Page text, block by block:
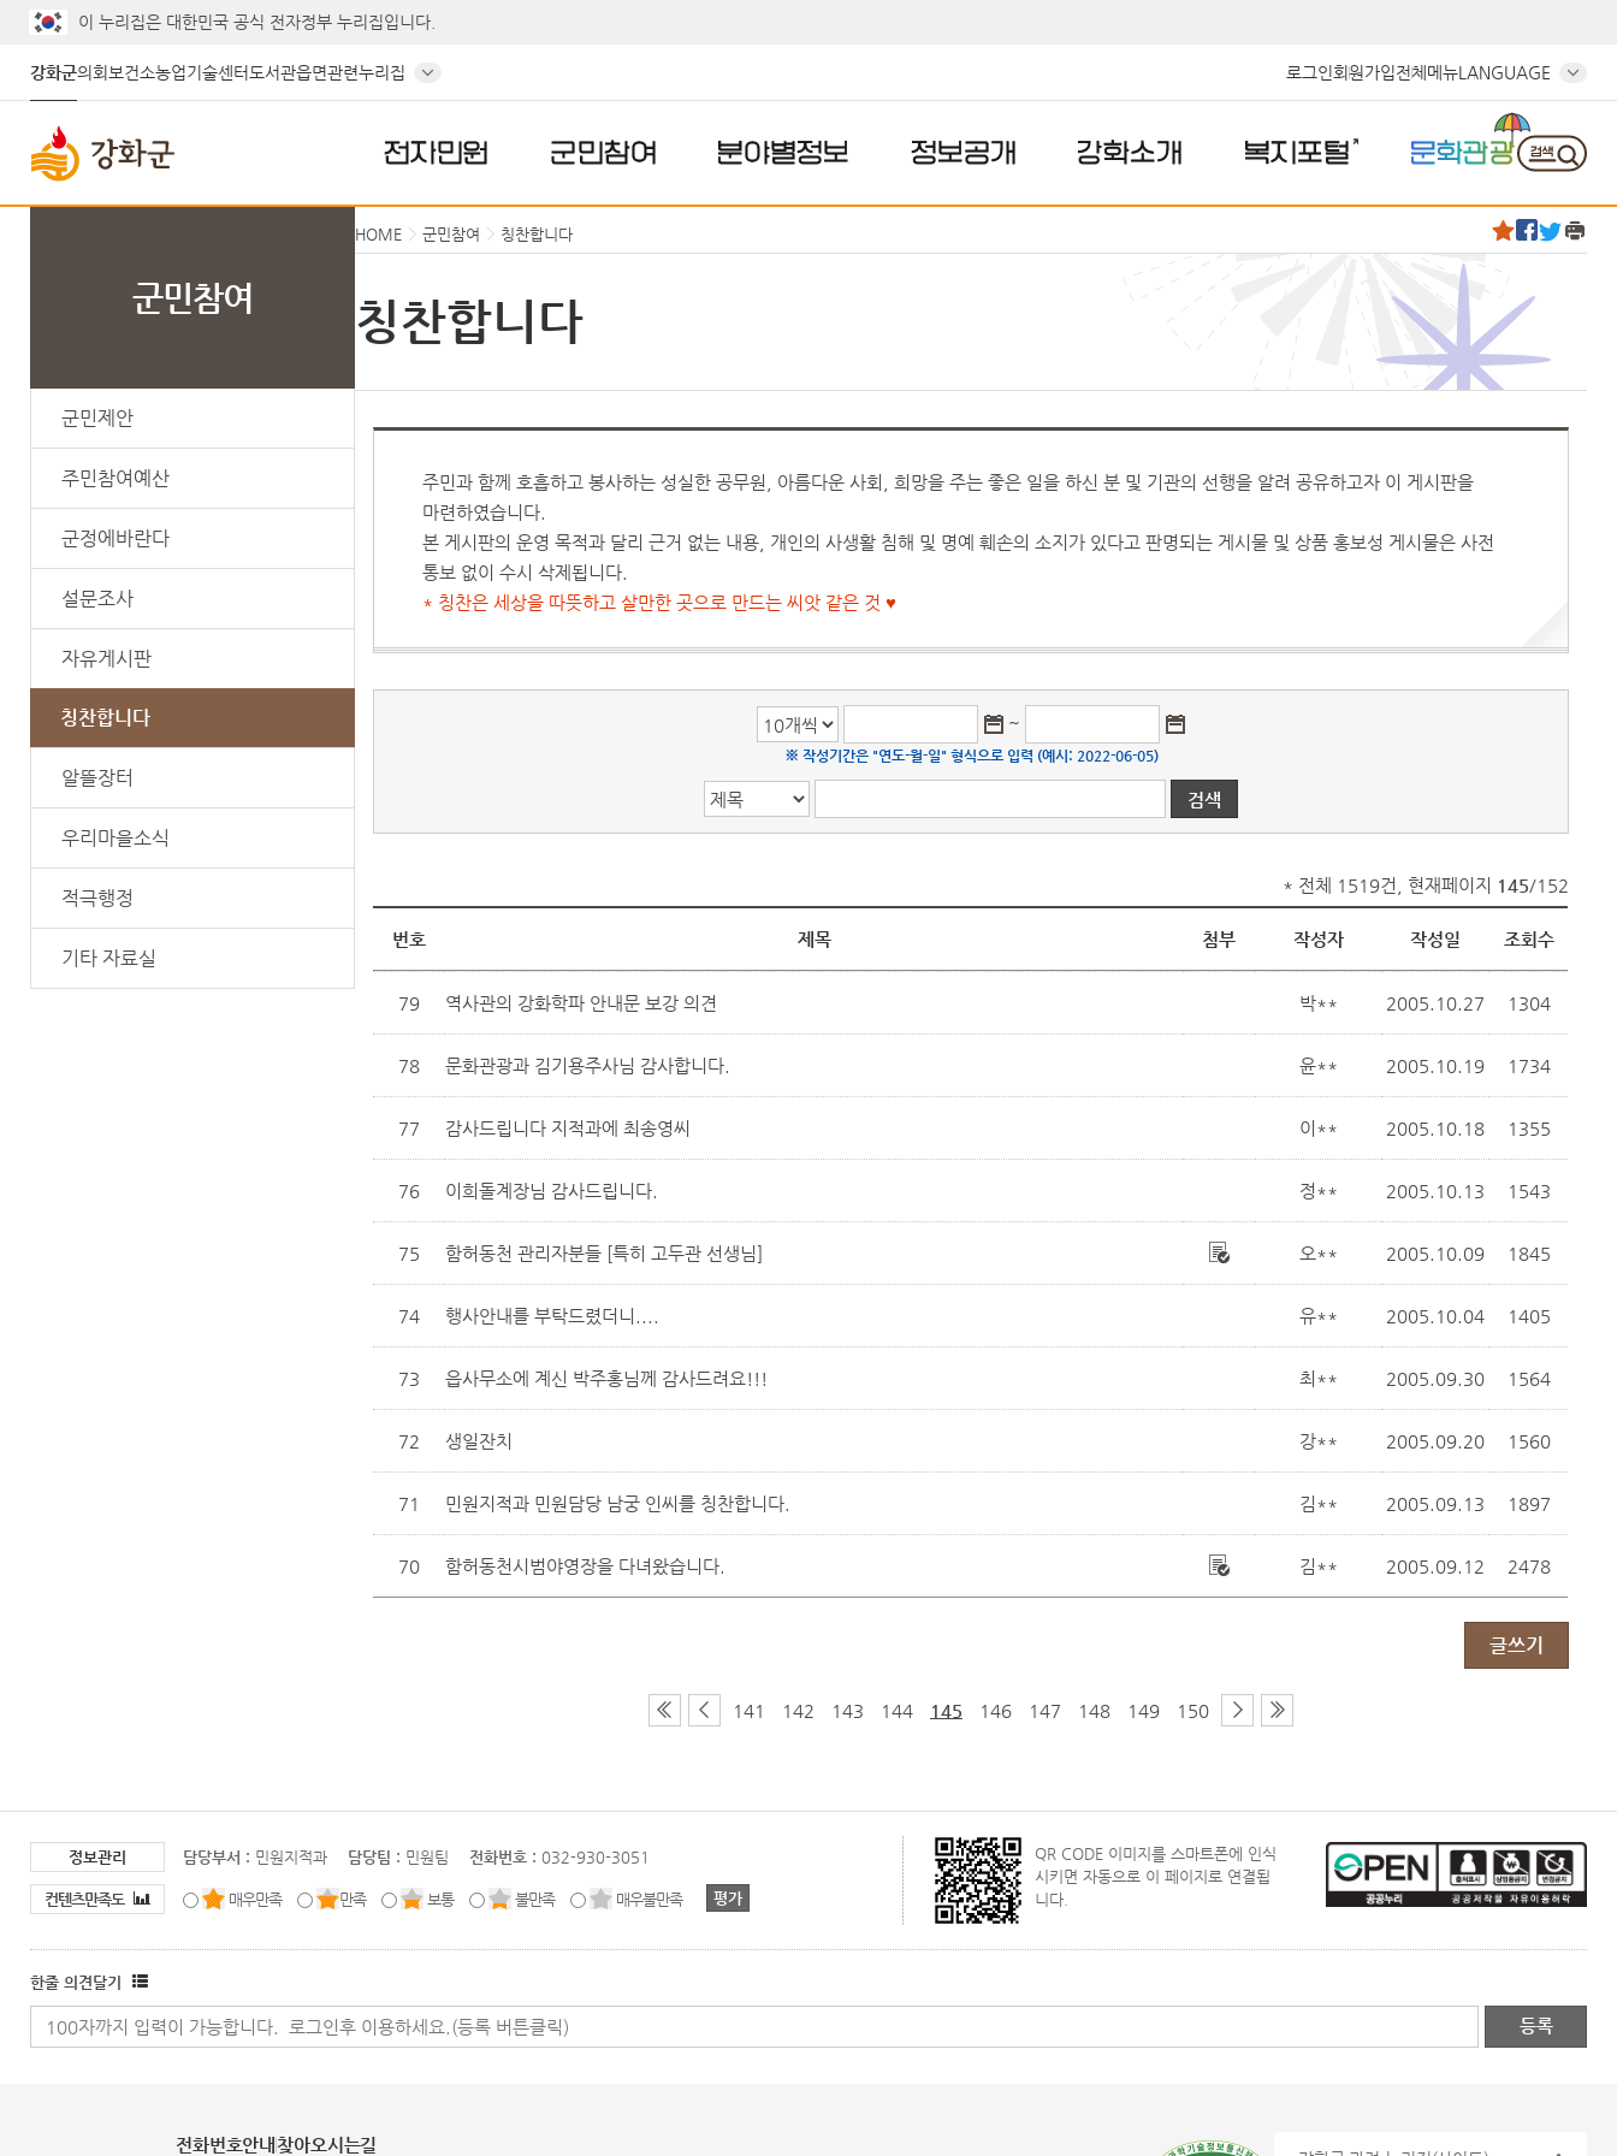
이 누리집은 대한민국 공식 전자정부 누리집입니다.
강화군의회 보건소농업기술센터 도서관읍면관련누리집 로그인 회원가입전체메뉴LANGUAGE
전자민원 군민참여 분야별정보 정보공개 강화소개 복지포털 문화관광
군민참여
군민제안
주민참여예산
군정에바란다
설문조사
자유게시판
칭찬합니다
알뜰장터
우리마을소식
적극행정
기타 자료실
HOME 군민참여 칭찬합니다
칭찬합니다
주민과 함께 호흡하고 봉사하는 성실한 공무원, 아름다운 사회, 희망을 주는 좋은 일을 하신 분 및 기관의 선행을 알려 공유하고자 이 게시판을
마련하였습니다.
본 게시판의 운영 목적과 달리 근거 없는 내용, 개인의 사생활 침해 및 명예 훼손의 소지가 있다고 판명되는 게시물 및 상품 홍보성 게시물은 사전
통보 없이 수시 삭제됩니다.
* 칭찬은 세상을 따뜻하고 살만한 곳으로 만드는 씨앗 같은 것 ♥
게시글의 제목, 작성자, 내용으로 검색하세요.
~
※ 작성기간은 "연도-월-일" 형식으로 입력 (예시: 2022-06-05)
* 전체 1519건, 현재페이지 145/152
번호 제목 첨부 작성자 작성일 조회수
79 역사관의 강화학파 안내문 보강 의견 박** 2005.10.27 1304
78 문화관광과 김기용주사님 감사합니다. 윤** 2005.10.19 1734
77 감사드립니다 지적과에 최송영씨 이** 2005.10.18 1355
76 이희돌계장님 감사드립니다. 정** 2005.10.13 1543
75 함허동천 관리자분들 [특히 고두관 선생님] 오** 2005.10.09 1845
74 행사안내를 부탁드렸더니.... 유** 2005.10.04 1405
73 읍사무소에 계신 박주홍님께 감사드려요!!! 최** 2005.09.30 1564
72 생일잔치 강** 2005.09.20 1560
71 민원지적과 민원담당 남궁 인씨를 칭찬합니다. 김** 2005.09.13 1897
70 함허동천시범야영장을 다녀왔습니다. 김** 2005.09.12 2478
글쓰기
141 142 143 144 145 146 147 148 149 150
정보관리 담당부서 : 민원지적과 담당팀 : 민원팀 전화번호 : 032-930-3051
컨텐츠만족도 매우만족 만족 보통 불만족 매우불만족
QR CODE 이미지를 스마트폰에 인식
시키면 자동으로 이 페이지로 연결됩
니다.
한줄 의견달기
전화번호안내찾아오시는길